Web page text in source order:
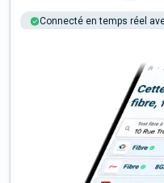
Connecté en temps réel